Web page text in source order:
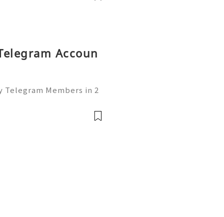
Accoun
Telegram Members in 2
and networking. W